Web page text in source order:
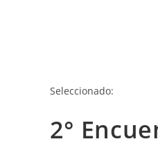
Seleccionado:
2°